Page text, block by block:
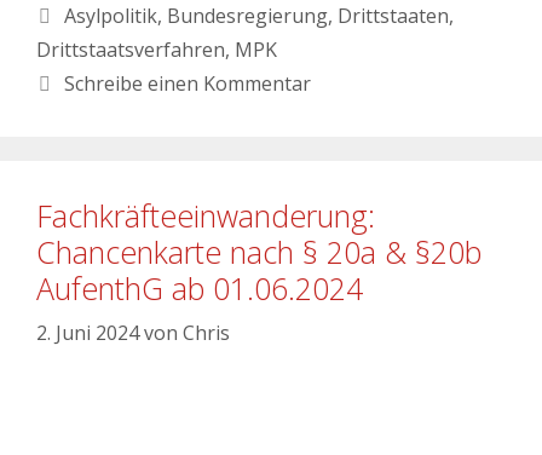
Asylpolitik, Bundesregierung, Drittstaaten,
Drittstaatsverfahren, MPK
Schreibe einen Kommentar
Fachkräfteeinwanderung:
Chancenkarte nach § 20a & §20b
AufenthG ab 01.06.2024
2. Juni 2024von Chris